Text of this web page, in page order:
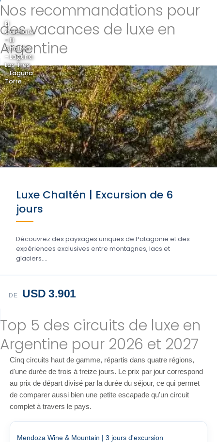
Nos recommandations pour
des vacances de luxe en
Argentine
El
Calafate
- El
Chaltén
- Laguna
Los Tres
- Laguna
Torre
Luxe Chaltén | Excursion de 6
jours
Découvrez des paysages uniques de Patagonie et des
expériences exclusives entre montagnes, lacs et
glaciers....
DE USD 3.901
Top 5 des circuits de luxe en
Argentine pour 2026 et 2027
Cinq circuits haut de gamme, répartis dans quatre régions,
d'une durée de trois à treize jours. Le prix par jour correspond
au prix de départ divisé par la durée du séjour, ce qui permet
de comparer aussi bien une petite escapade qu'un circuit
complet à travers le pays.
Mendoza Wine & Mountain | 3 jours d'excursion